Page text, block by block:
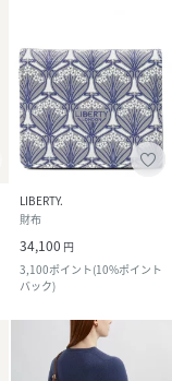
LIBERTY.
財布
34,100 円
3,100ポイント(10%ポイント
バック)